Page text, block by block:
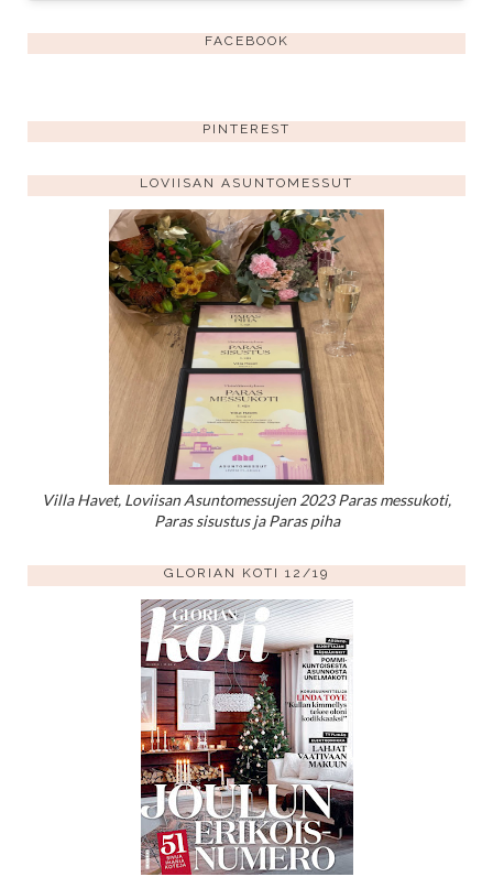
FACEBOOK
PINTEREST
LOVIISAN ASUNTOMESSUT
Villa Havet, Loviisan Asuntomessujen 2023 Paras messukoti,
Paras sisustus ja Paras piha
GLORIAN KOTI 12/19